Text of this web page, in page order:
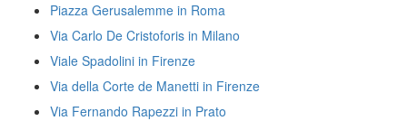
Piazza Gerusalemme in Roma
Via Carlo De Cristoforis in Milano
Viale Spadolini in Firenze
Via della Corte de Manetti in Firenze
Via Fernando Rapezzi in Prato